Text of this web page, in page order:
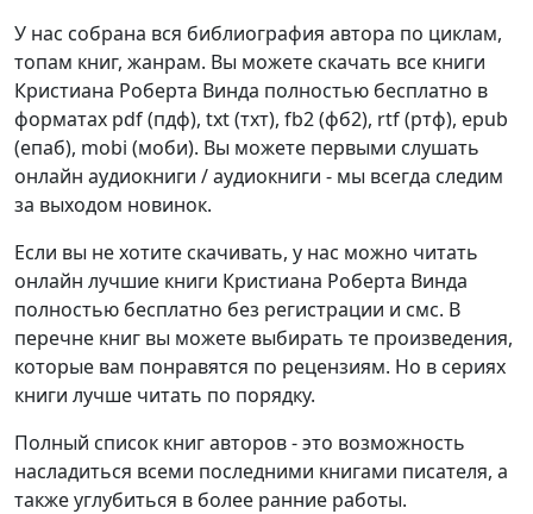
У нас собрана вся библиография автора по циклам,
топам книг, жанрам. Вы можете скачать все книги
Кристиана Роберта Винда полностью бесплатно в
форматах pdf (пдф), txt (тхт), fb2 (фб2), rtf (ртф), epub
(епаб), mobi (моби). Вы можете первыми слушать
онлайн аудиокниги / аудиокниги - мы всегда следим
за выходом новинок.
Если вы не хотите скачивать, у нас можно читать
онлайн лучшие книги Кристиана Роберта Винда
полностью бесплатно без регистрации и смс. В
перечне книг вы можете выбирать те произведения,
которые вам понравятся по рецензиям. Но в сериях
книги лучше читать по порядку.
Полный список книг авторов - это возможность
насладиться всеми последними книгами писателя, а
также углубиться в более ранние работы.